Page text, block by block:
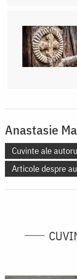
Anastasie
Cuvinte ale
Articole despre